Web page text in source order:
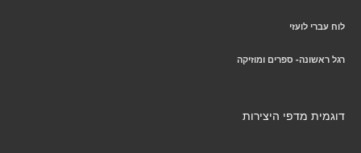
לוח עברי לועזי
רגל ראשונה- ספרים ומוזיקה
דוגמית מדפי היצירות